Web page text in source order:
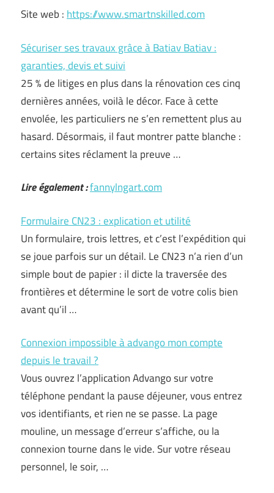
Site web : https://www.smartnskilled.com
Sécuriser ses travaux grâce à Batiav Batiav :
garanties, devis et suivi
25 % de litiges en plus dans la rénovation ces cinq
dernières années, voilà le décor. Face à cette
envolée, les particuliers ne s’en remettent plus au
hasard. Désormais, il faut montrer patte blanche :
certains sites réclament la preuve …
Lire également :fannylngart.com
Formulaire CN23 : explication et utilité
Un formulaire, trois lettres, et c’est l’expédition qui
se joue parfois sur un détail. Le CN23 n’a rien d’un
simple bout de papier : il dicte la traversée des
frontières et détermine le sort de votre colis bien
avant qu’il …
Connexion impossible à advango mon compte
depuis le travail ?
Vous ouvrez l’application Advango sur votre
téléphone pendant la pause déjeuner, vous entrez
vos identifiants, et rien ne se passe. La page
mouline, un message d’erreur s’affiche, ou la
connexion tourne dans le vide. Sur votre réseau
personnel, le soir, …